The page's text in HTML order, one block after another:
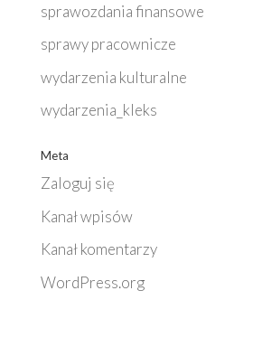
sprawozdania finansowe
sprawy pracownicze
wydarzenia kulturalne
wydarzenia_kleks
Meta
Zaloguj się
Kanał wpisów
Kanał komentarzy
WordPress.org